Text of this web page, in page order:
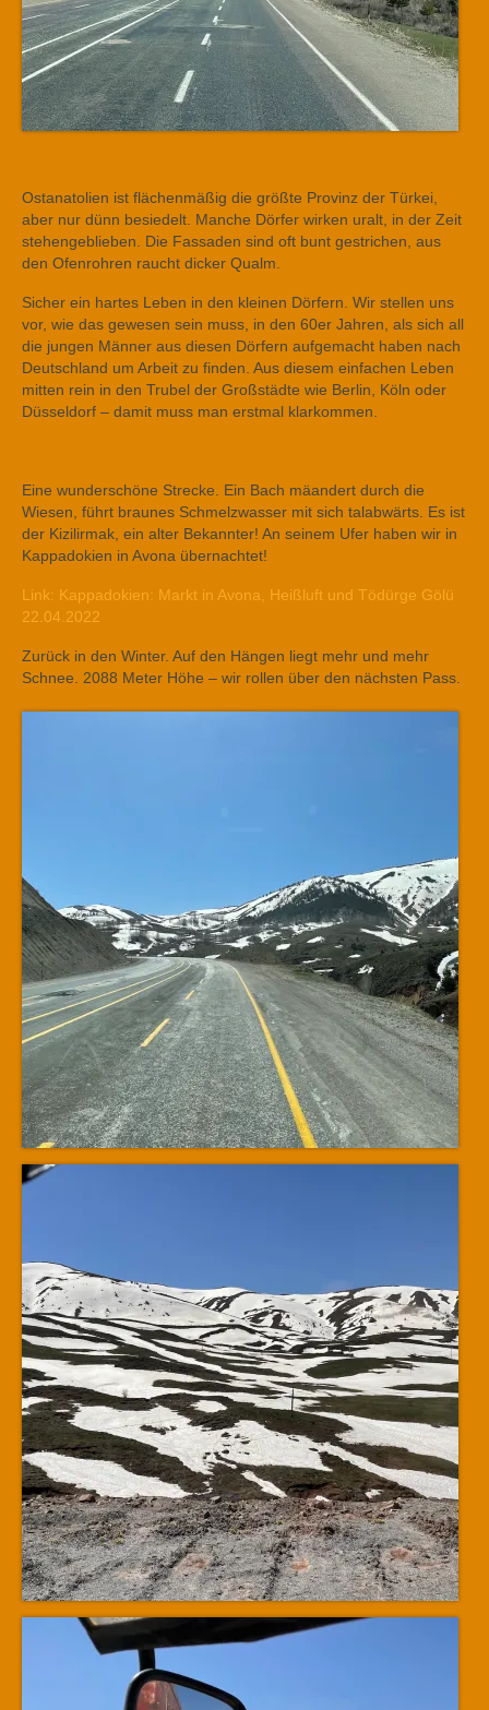
Ostanatolien ist flächenmäßig die größte Provinz der Türkei,
aber nur dünn besiedelt. Manche Dörfer wirken uralt, in der Zeit
stehengeblieben. Die Fassaden sind oft bunt gestrichen, aus
den Ofenrohren raucht dicker Qualm.
Sicher ein hartes Leben in den kleinen Dörfern. Wir stellen uns
vor, wie das gewesen sein muss, in den 60er Jahren, als sich all
die jungen Männer aus diesen Dörfern aufgemacht haben nach
Deutschland um Arbeit zu finden. Aus diesem einfachen Leben
mitten rein in den Trubel der Großstädte wie Berlin, Köln oder
Düsseldorf – damit muss man erstmal klarkommen.
Eine wunderschöne Strecke. Ein Bach mäandert durch die
Wiesen, führt braunes Schmelzwasser mit sich talabwärts. Es ist
der Kizilirmak, ein alter Bekannter! An seinem Ufer haben wir in
Kappadokien in Avona übernachtet!
Link: Kappadokien: Markt in Avona, Heißluft und Tödürge Gölü
22.04.2022
Zurück in den Winter. Auf den Hängen liegt mehr und mehr
Schnee. 2088 Meter Höhe – wir rollen über den nächsten Pass.